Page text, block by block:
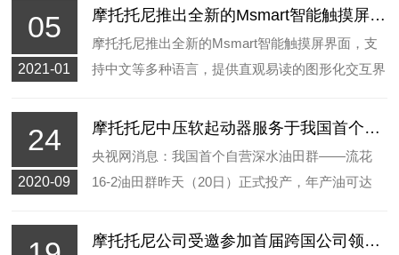
障诊断系统，为用户故障排除提供及时、专业的远
程指导。
05
2021-01
摩托托尼推出全新的Msmart智能触摸屏界面，支持中文等多种语言
摩托托尼推出全新的Msmart智能触摸屏界面，支
持中文等多种语言，提供直观易读的图形化交互界
24
2020-09
摩托托尼中压软起动器服务于我国首个自营深水油田群
央视网消息：我国首个自营深水油田群——流花
16-2油田群昨天（20日）正式投产，年产油可达
新油田群，年产油量可满足400多万辆家用汽车一摩托托尼公司受邀参加首届跨国公司领导人青岛峰会